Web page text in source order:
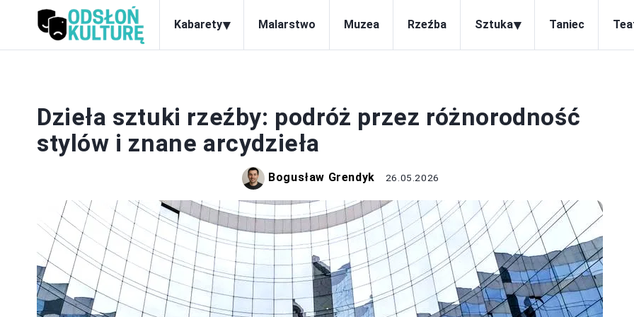
Kabarety▾ Malarstwo Muzea Rzeźba Sztuka▾ Taniec
Dzieła sztuki rzeźby: podróż przez różnorodność
stylów i znane arcydzieła
Bogusław Grendyk 26.05.2026